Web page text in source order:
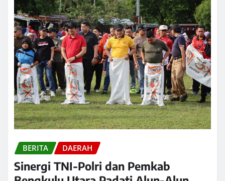
BERITA DAERAH
Sinergi TNI-Polri dan Pemkab